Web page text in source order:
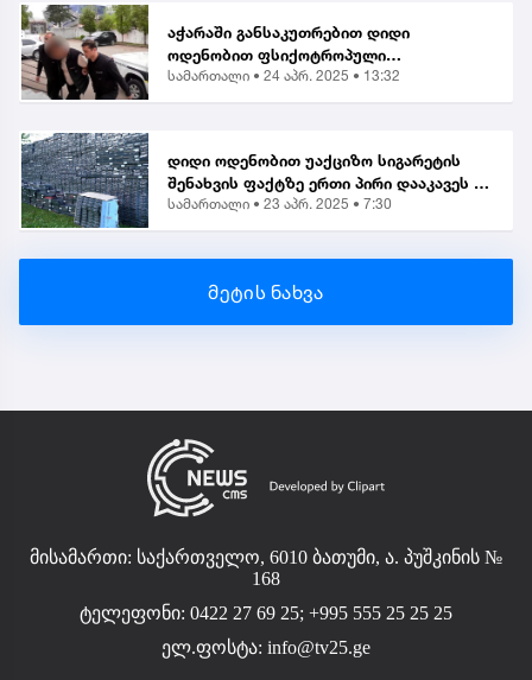
აჭარაში განსაკუთრებით დიდი
ოდენობით ფსიქოტროპული
ნივთიერების შეძენა-შენახვისა და
სამართალი • 24 აპრ. 2025 • 13:32
დიდი ოდენობით უაქციზო სიგარეტის
შენახვის ფაქტზე ერთი პირი დააკავეს |
საგამოძიებო
სამართალი • 23 აპრ. 2025 • 7:30
მეტის ნახვა
მისამართი: საქართველო, 6010 ბათუმი, ა. პუშკინის №
168
ტელეფონი: 0422 27 69 25; +995 555 25 25 25
ელ.ფოსტა: info@tv25.ge